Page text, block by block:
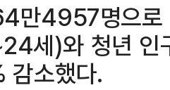
만4957명으로
세)와 청년
소했다.